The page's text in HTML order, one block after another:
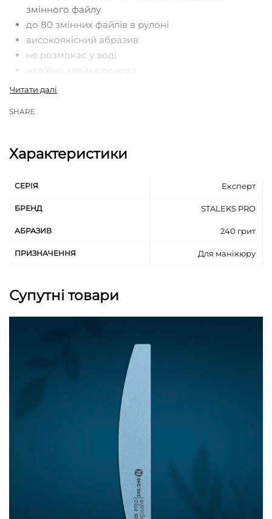
змінного файлу
до 80 змінних файлів в рулоні
високоякісний абразив
не розмокає у воді
надійна клейка основа
компактний розмір
повторної покупки платикового контейнера
мінеральний абразивний матеріал карбід
SHARE
Характеристики
СЕРІЯ Експерт
БРЕНД STALEKS PRO
АБРАЗИВ 240 грит
ПРИЗНАЧЕННЯ Для манікюру
Супутні товари